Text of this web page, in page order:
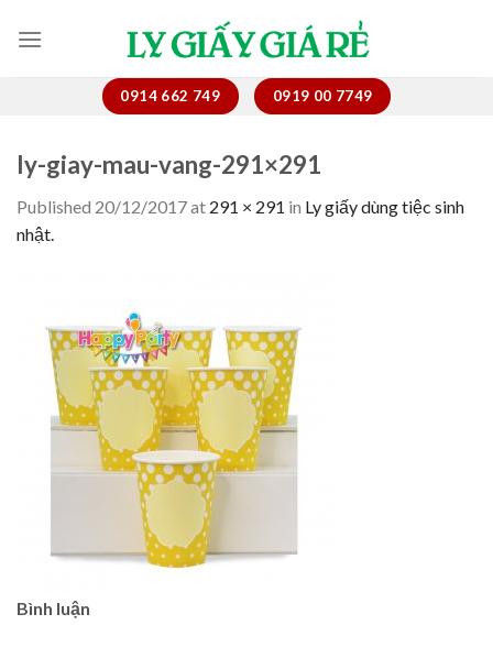
0914 662 749 0919 00 7749
ly-giay-mau-vang-291×291
Published 20/12/2017at 291 × 291 in Ly giấy dùng tiệc sinh
nhật.
Bình luận